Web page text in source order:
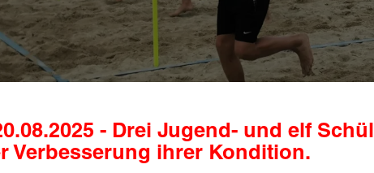
- Drei Jugend- und elf
Verbesserung ihrer Kondition.